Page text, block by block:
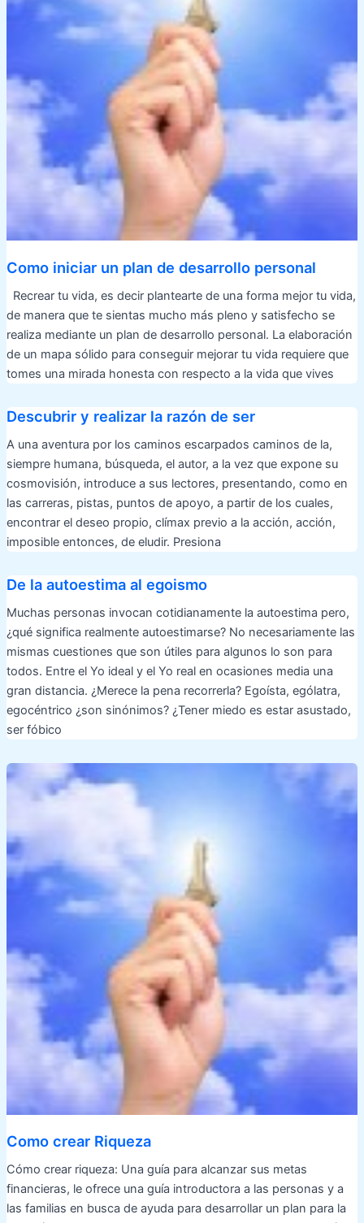
Como iniciar un plan de desarrollo personal
Recrear tu vida, es decir plantearte de una forma mejor tu vida,
de manera que te sientas mucho más pleno y satisfecho se
realiza mediante un plan de desarrollo personal. La elaboración
de un mapa sólido para conseguir mejorar tu vida requiere que
tomes una mirada honesta con respecto a la vida que vives
Descubrir y realizar la razón de ser
A una aventura por los caminos escarpados caminos de la,
siempre humana, búsqueda, el autor, a la vez que expone su
cosmovisión, introduce a sus lectores, presentando, como en
las carreras, pistas, puntos de apoyo, a partir de los cuales,
encontrar el deseo propio, clímax previo a la acción, acción,
imposible entonces, de eludir. Presiona
De la autoestima al egoismo
Muchas personas invocan cotidianamente la autoestima pero,
¿qué significa realmente autoestimarse? No necesariamente las
mismas cuestiones que son útiles para algunos lo son para
todos. Entre el Yo ideal y el Yo real en ocasiones media una
gran distancia. ¿Merece la pena recorrerla? Egoísta, ególatra,
egocéntrico ¿son sinónimos? ¿Tener miedo es estar asustado,
ser fóbico
Como crear Riqueza
Cómo crear riqueza: Una guía para alcanzar sus metas
financieras, le ofrece una guía introductora a las personas y a
las familias en busca de ayuda para desarrollar un plan para la